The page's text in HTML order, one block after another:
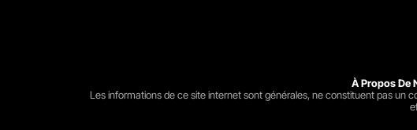
À Propos De
Les informations de ce site internet sont générales, ne constituent pas un